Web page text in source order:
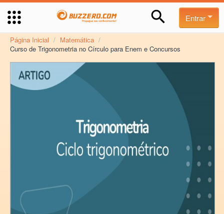
Entrar
Página Inicial / Matemática /
Curso de Trigonometria no Círculo para Enem e Concursos